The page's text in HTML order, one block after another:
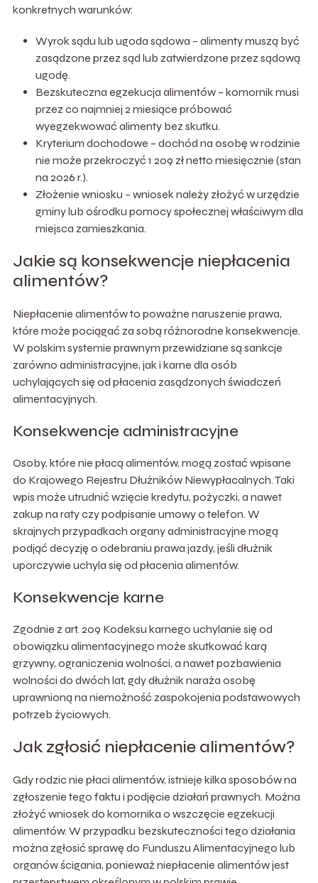
konkretnych warunków:
Wyrok sądu lub ugoda sądowa – alimenty muszą być
zasądzone przez sąd lub zatwierdzone przez sądową
ugodę.
Bezskuteczna egzekucja alimentów – komornik musi
przez co najmniej 2 miesiące próbować
wyegzekwować alimenty bez skutku.
Kryterium dochodowe – dochód na osobę w rodzinie
nie może przekroczyć 1 209 zł netto miesięcznie (stan
na 2026 r.).
Złożenie wniosku – wniosek należy złożyć w urzędzie
gminy lub ośrodku pomocy społecznej właściwym dla
miejsca zamieszkania.
Jakie są konsekwencje niepłacenia
alimentów?
Niepłacenie alimentów to poważne naruszenie prawa,
które może pociągać za sobą różnorodne konsekwencje.
W polskim systemie prawnym przewidziane są sankcje
zarówno administracyjne, jak i karne dla osób
uchylających się od płacenia zasądzonych świadczeń
alimentacyjnych.
Konsekwencje administracyjne
Osoby, które nie płacą alimentów, mogą zostać wpisane
do Krajowego Rejestru Dłużników Niewypłacalnych. Taki
wpis może utrudnić wzięcie kredytu, pożyczki, a nawet
zakup na raty czy podpisanie umowy o telefon. W
skrajnych przypadkach organy administracyjne mogą
podjąć decyzję o odebraniu prawa jazdy, jeśli dłużnik
uporczywie uchyla się od płacenia alimentów.
Konsekwencje karne
Zgodnie z art. 209 Kodeksu karnego uchylanie się od
obowiązku alimentacyjnego może skutkować karą
grzywny, ograniczenia wolności, a nawet pozbawienia
wolności do dwóch lat, gdy dłużnik naraża osobę
uprawnioną na niemożność zaspokojenia podstawowych
potrzeb życiowych.
Jak zgłosić niepłacenie alimentów?
Gdy rodzic nie płaci alimentów, istnieje kilka sposobów na
zgłoszenie tego faktu i podjęcie działań prawnych. Można
złożyć wniosek do komornika o wszczęcie egzekucji
alimentów. W przypadku bezskuteczności tego działania
można zgłosić sprawę do Funduszu Alimentacyjnego lub
organów ścigania, ponieważ niepłacenie alimentów jest